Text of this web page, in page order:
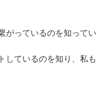
がっているのを知ってい
しているのを知り、私も